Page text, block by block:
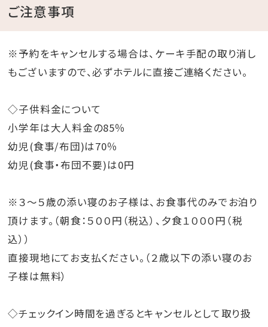
ご注意事項
※予約をキャンセルする場合は、ケーキ手配の取り消し
もございますので、必ずホテルに直接ご連絡ください。
◇子供料金について
小学年は大人料金の85％
幼児(食事/布団)は70％
幼児(食事・布団不要)は0円
※３～５歳の添い寝のお子様は、お食事代のみでお泊り
頂けます。（朝食：５００円（税込）、夕食１０００円（税
込））
直接現地にてお支払ください。（２歳以下の添い寝のお
子様は無料）
◇チェックイン時間を過ぎるとキャンセルとして取り扱